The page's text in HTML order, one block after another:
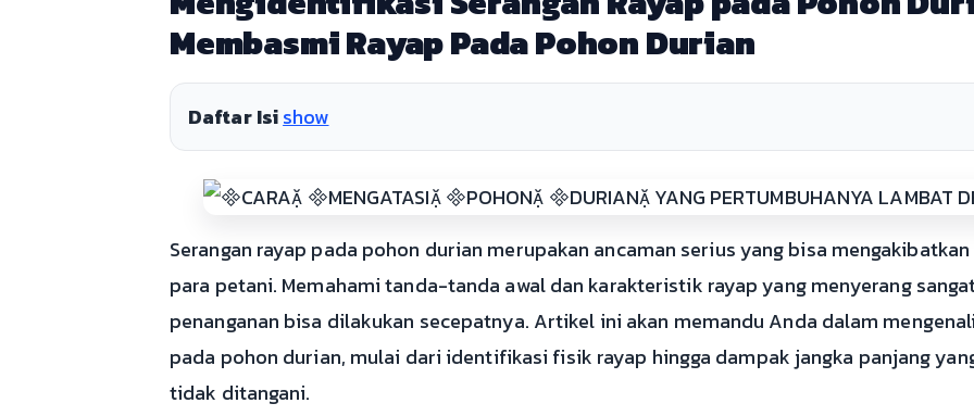
Membasmi Rayap Pada Pohon Durian
Daftar Isishow
Serangan rayap pada pohon durian merupakan ancaman serius yang bisa
para petani. Memahami tanda-tanda awal dan karakteristik rayap yang menyerang
penanganan bisa dilakukan secepatnya. Artikel ini akan memandu Anda dalam
pada pohon durian, mulai dari identifikasi fisik rayap hingga dampak jangka panjang
tidak ditangani.